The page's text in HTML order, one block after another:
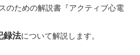
のための解説書『アクティブ心電
録法について解説します。